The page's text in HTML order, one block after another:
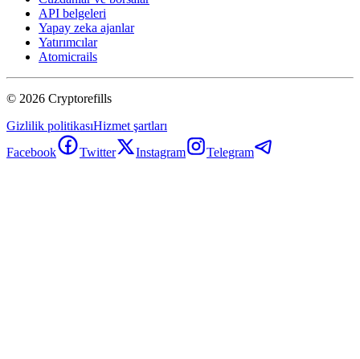
API belgeleri
Yapay zeka ajanlar
Yatırımcılar
Atomicrails
© 2026 Cryptorefills
Gizlilik politikasıHizmet şartları
Facebook
Twitter Instagram Telegram